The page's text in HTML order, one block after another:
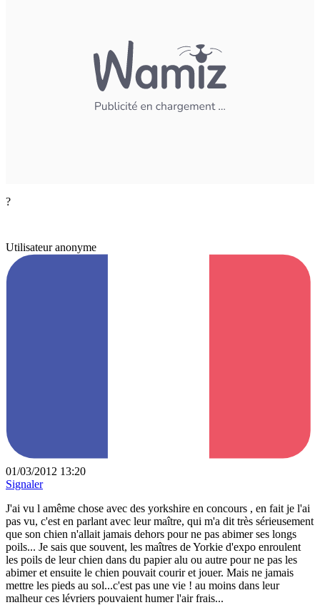
?
Utilisateur anonyme
01/03/2012 13:20
Signaler
J'ai vu l amême chose avec des yorkshire en concours , en fait je l'ai
pas vu, c'est en parlant avec leur maître, qui m'a dit très sérieusement
que son chien n'allait jamais dehors pour ne pas abimer ses longs
poils... Je sais que souvent, les maîtres de Yorkie d'expo enroulent
les poils de leur chien dans du papier alu ou autre pour ne pas les
abimer et ensuite le chien pouvait courir et jouer. Mais ne jamais
mettre les pieds au sol...c'est pas une vie ! au moins dans leur
malheur ces lévriers pouvaient humer l'air frais...